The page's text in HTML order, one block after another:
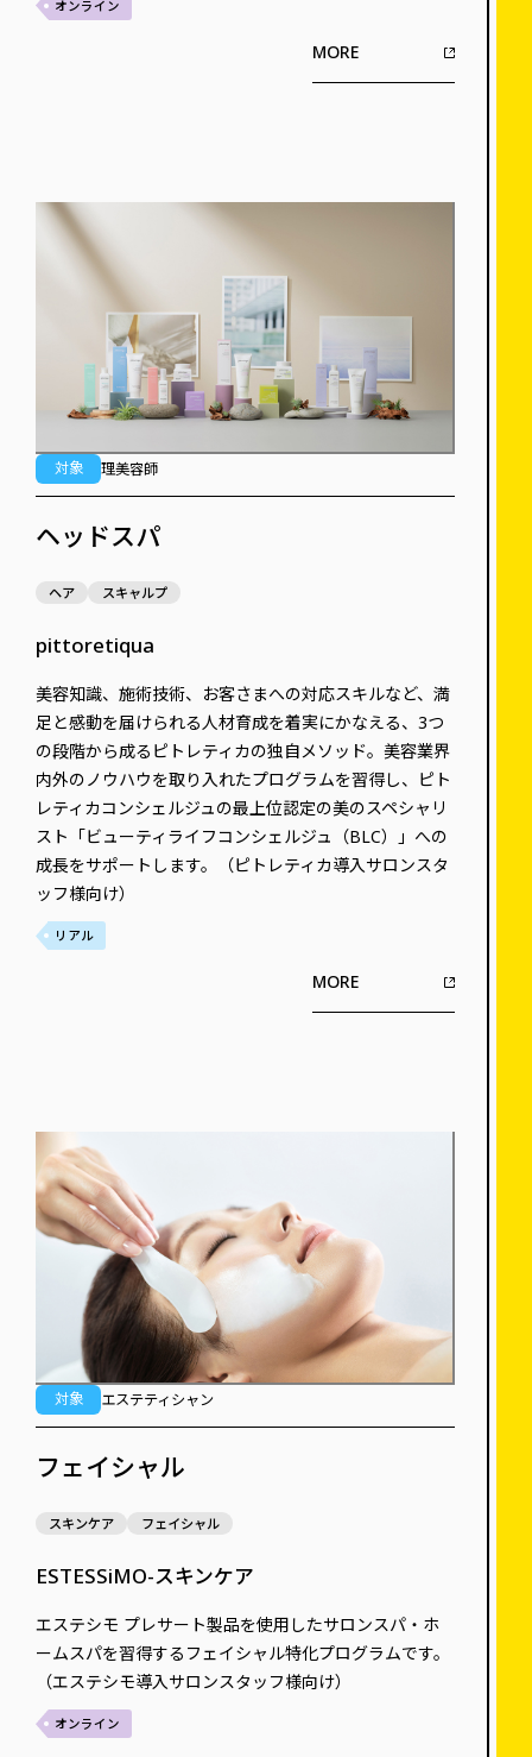
オンライン
MORE
対象 理美容師
ヘッドスパ
ヘア スキャルプ
pittoretiqua
美容知識、施術技術、お客さまへの対応スキルなど、満
足と感動を届けられる人材育成を着実にかなえる、3つ
の段階から成るピトレティカの独自メソッド。美容業界
内外のノウハウを取り入れたプログラムを習得し、ピト
レティカコンシェルジュの最上位認定の美のスペシャリ
スト「ビューティライフコンシェルジュ（BLC）」への
成長をサポートします。（ピトレティカ導入サロンスタ
ッフ様向け）
リアル
MORE
対象 エステティシャン
フェイシャル
スキンケア フェイシャル
ESTESSiMO-スキンケア
エステシモ プレサート製品を使用したサロンスパ・ホ
ームスパを習得するフェイシャル特化プログラムです。
（エステシモ導入サロンスタッフ様向け）
オンライン